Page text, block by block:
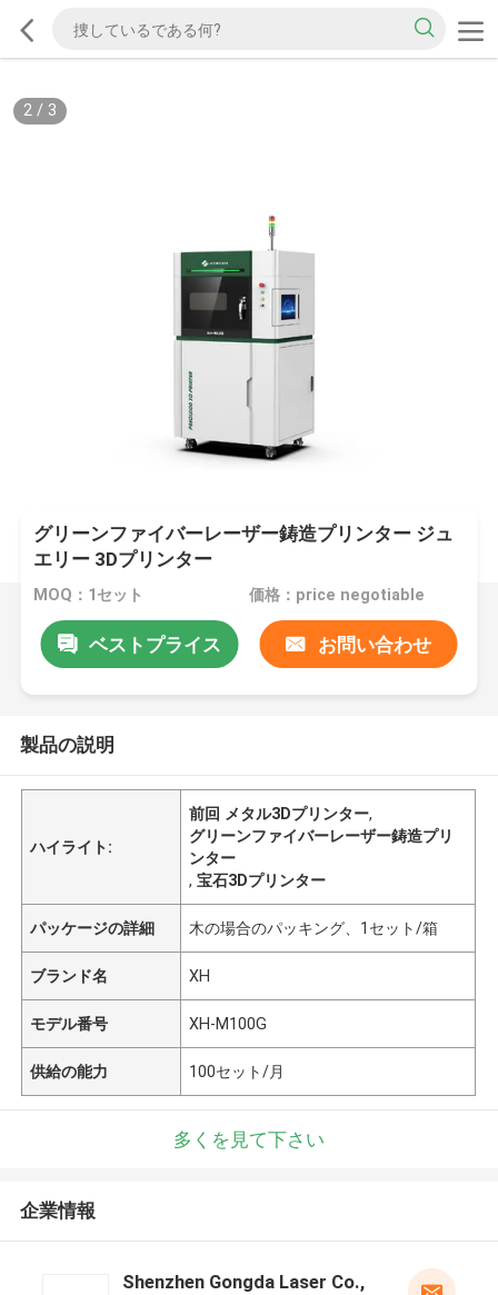
2/ 3
グリーンファイバーレーザー鋳造プリンター ジュ
エリー 3Dプリンター
MOQ：1セット 価格：price negotiable
ベストプライス お問い合わせ
製品の説明
ハイライト:
前回 メタル3Dプリンター,
グリーンファイバーレーザー鋳造プリ
ンター
,宝石3Dプリンター
パッケージの詳細 木の場合のパッキング、1セット/箱
ブランド名 XH
モデル番号 XH-M100G
供給の能力 100セット/月
多くを見て下さい
企業情報
Shenzhen Gongda Laser Co.,